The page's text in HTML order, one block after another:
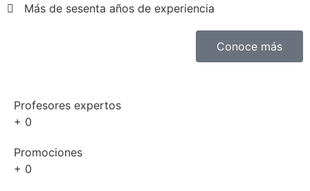
Más de sesenta años de experiencia
Conoce más
Profesores expertos
+ 0
Promociones
+ 0